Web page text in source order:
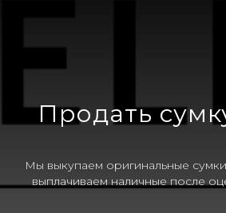
Продать
Мы выкупаем оригинальные
выплачиваем наличные после